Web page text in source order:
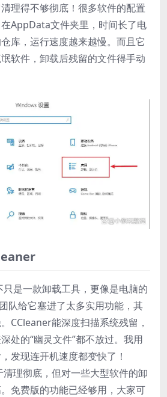
理得不够彻底！很多软件的配置
AppData文件夹里，时间长了电
库，运行速度越来越慢。而且它
软件，卸载后残留的文件得手动
是一款卸载工具，更像是电脑的
队给它塞进了太多实用功能，其
CCleaner能深度扫描系统残留，
处的“幽灵文件”都不放过。我用
发现连开机速度都变快了！
理彻底，但对一些大型软件的卸
免费版的功能已经够用，大家可